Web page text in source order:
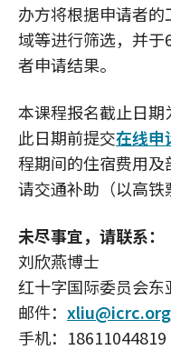
办方将根据申请者
域等进行筛选，并
者申请结果。
本课程报名截止日
此日期前提交在线申
程期间的住宿费用
请交通补助（以高铁
未尽事宜，请联系：
刘欣燕博士
红十字国际委员会
邮件： xliu@icrc.org
手机：18611044819